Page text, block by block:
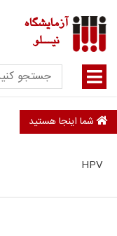
آزمایشگاه
نیـــلو
شما اینجا هستید
HPV